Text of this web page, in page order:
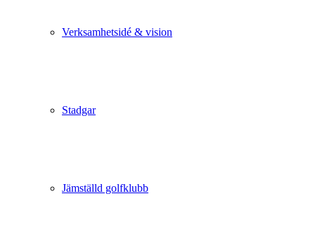
Verksamhetsidé & vision
Stadgar
Jämställd golfklubb